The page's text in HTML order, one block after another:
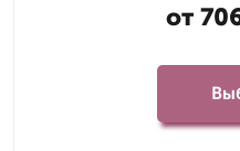
от